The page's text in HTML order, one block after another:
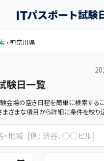
› 神奈川県
験日一覧
場の空き日程を簡単に検索するこ
ざまな項目から詳細に条件を絞り